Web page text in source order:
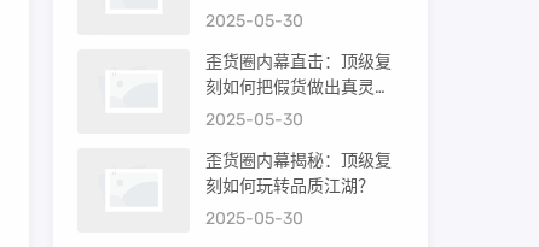
2025-05-30
歪货圈内幕直击：顶级复
刻如何把假货做出真灵
魂？
2025-05-30
歪货圈内幕揭秘：顶级复
刻如何玩转品质江湖？
2025-05-30